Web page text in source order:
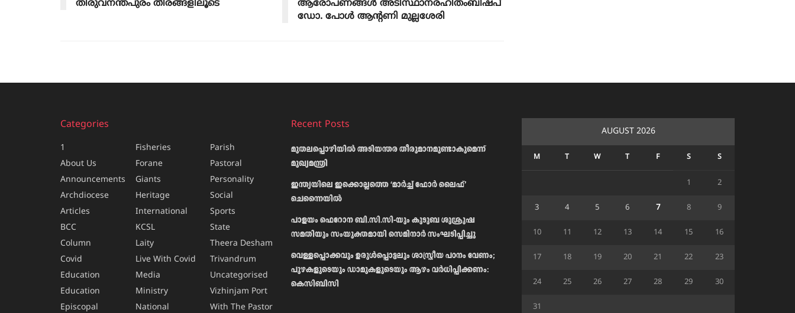
തിരുവനന്തപുരം തീരങ്ങളിലൂടെ
ആരോപണങ്ങൾ അടിസ്ഥാനരഹിതംബിഷപ്
ഡോ. പോൾ ആന്റണി മുല്ലശേരി
Categories
1
About Us
Announcements
Archdiocese
Articles
BCC
Column
Covid
Education
Education
Episcopal
Fisheries
Forane
Giants
Heritage
International
KCSL
Laity
Live With Covid
Media
Ministry
National
Parish
Pastoral
Personality
Social
Sports
State
Theera Desham
Trivandrum
Uncategorised
Vizhinjam Port
With The Pastor
Recent Posts
മുതലപ്പൊഴിയിൽ അടിയന്തര തീരുമാനമുണ്ടാകുമെന്ന്
മുഖ്യമന്ത്രി
ഇന്ത്യയിലെ ഇക്കൊല്ലത്തെ ‘മാർച്ച് ഫോർ ലൈഫ്’
ചെന്നൈയിൽ
പാളയം ഫെറോന ബി.സി.സി-യും കുടുബ ശുശ്രൂഷ
സമതിയും സംയുക്തമായി സെമിനാർ സംഘടിപ്പിച്ചു
വെള്ളപ്പൊക്കവും ഉരുള്‍പ്പൊട്ടലും ശാസ്ത്രീയ പഠനം വേണം;
പുഴകളുടെയും ഡാമുകളുടെയും ആഴം വര്‍ധിപ്പിക്കണം:
കെസിബിസി
AUGUST 2026
M T W T F S S
1 2
3 4 5 6 7 8 9
10 11 12 13 14 15 16
17 18 19 20 21 22 23
24 25 26 27 28 29 30
31